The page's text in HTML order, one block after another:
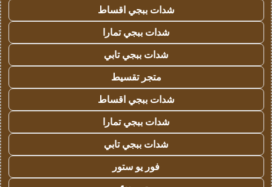
شدات ببجي اقساط
شدات ببجي تمارا
شدات ببجي تابي
متجر تقسيط
شدات ببجي اقساط
شدات ببجي تمارا
شدات ببجي تابي
فور يو ستور